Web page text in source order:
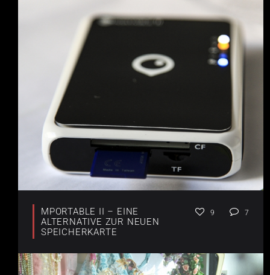
MPORTABLE II – EINE
ALTERNATIVE ZUR NEUEN
SPEICHERKARTE
9 7